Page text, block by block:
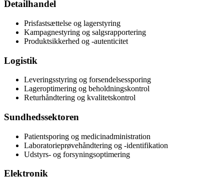
Detailhandel
Prisfastsættelse og lagerstyring
Kampagnestyring og salgsrapportering
Produktsikkerhed og -autenticitet
Logistik
Leveringsstyring og forsendelsessporing
Lageroptimering og beholdningskontrol
Returhåndtering og kvalitetskontrol
Sundhedssektoren
Patientsporing og medicinadministration
Laboratorieprøvehåndtering og -identifikation
Udstyrs- og forsyningsoptimering
Elektronik